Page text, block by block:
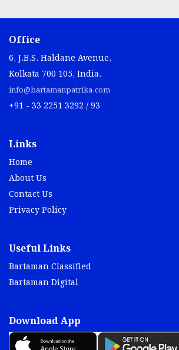
Office
6, J.B.S. Haldane Avenue,
Kolkata 700 105, India.
info@bartamanpatrika.com
+91 - 33 2251 3292 / 93
Links
Home
About Us
Contact Us
Privacy Policy
Useful Links
Bartaman Classified
Bartaman Digital
Download App